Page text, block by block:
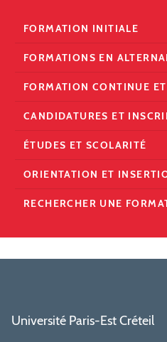
FORMATION INITIALE
FORMATIONS EN
FORMATION CONTINUE
CANDIDATURES ET
ÉTUDES ET SCOLARITÉ
ORIENTATION ET
RECHERCHER UNE
Université Paris-Est Créteil